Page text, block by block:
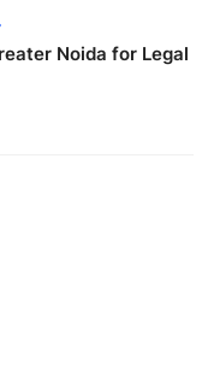
Noida for Legal